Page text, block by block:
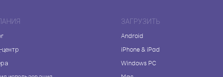
центр
ЗАГРУЗИТЬ
Android
iPhone & iPad
Windows PC